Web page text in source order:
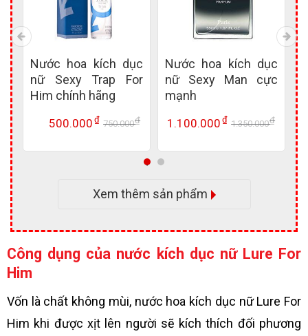
Giá
gốc
là:
1.200.000 ₫.
Giá
hiện
tại
là:
500.000 ₫.
Nước hoa kích dục
nữ Sexy Trap For
Him chính hãng
750.000₫
là:
750.000 ₫.
500.000₫
tại
là:
500.000 ₫.
Nước hoa kích dục
nữ Sexy Man cực
mạnh
1.350.000₫
là:
1.100.000₫
tại
Xem thêm sản phẩm
Công dụng của nước kích dục nữ Lure For
Him
Vốn là chất không mùi, nước hoa kích dục nữ Lure For
Him khi được xịt lên người sẽ kích thích đối phương